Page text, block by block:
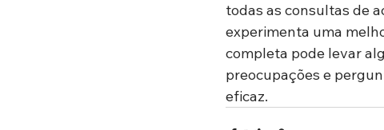
todas as consultas de
experimenta uma
completa pode levar
preocupações e
eficaz.